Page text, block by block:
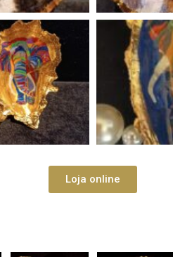
Loja online